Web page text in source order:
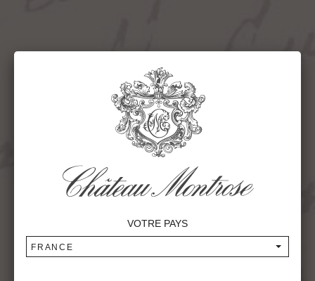
THÉODORE DUMOULIN
THE PIONEER
Read more
VOTRE PAYS
FRANCE